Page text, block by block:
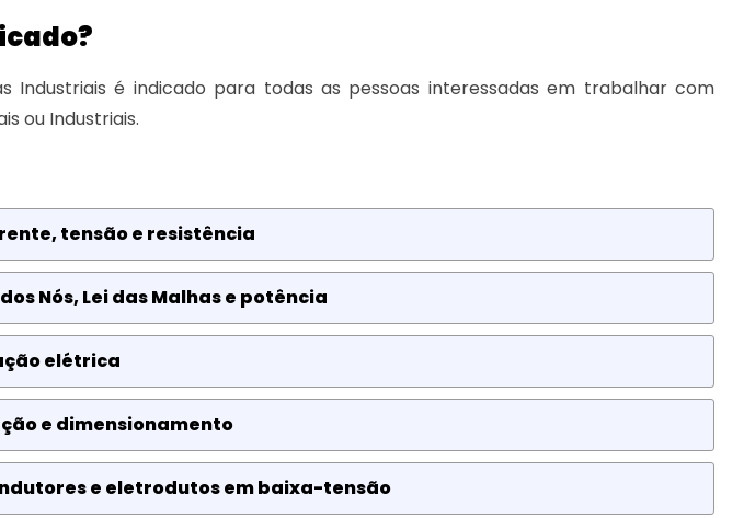
Industriais é indicado para todas as pessoas interessadas em trabalhar com
ou Industriais.
tensão e resistência
Nós, Lei das Malhas e potência
elétrica
e dimensionamento
e eletrodutos em baixa-tensão